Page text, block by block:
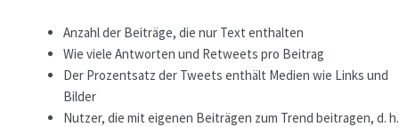
Anzahl der Beiträge, die nur Text enthalten
Wie viele Antworten und Retweets pro Beitrag
Der Prozentsatz der Tweets enthält Medien wie Links und
Bilder
Nutzer, die mit eigenen Beiträgen zum Trend beitragen, d. h.